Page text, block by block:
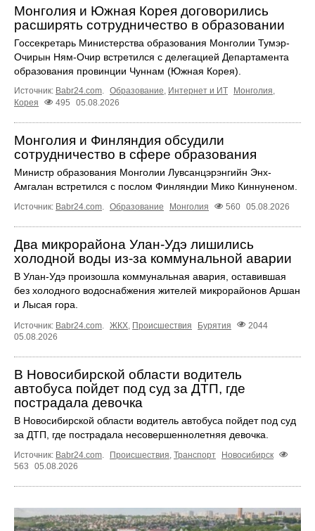
Монголия и Южная Корея договорились
расширять сотрудничество в образовании
Госсекретарь Министерства образования Монголии Тумэр-
Очирын Ням-Очир встретился с делегацией Департамента
образования провинции Чуннам (Южная Корея).
Источник: Babr24.com. Образование, Интернет и ИТ Монголия,
Корея
495 05.08.2026
Монголия и Финляндия обсудили
сотрудничество в сфере образования
Министр образования Монголии Лувсанцэрэнгийн Энх-
Амгалан встретился с послом Финляндии Мико Киннуненом.
Источник: Babr24.com. Образование Монголия 560 05.08.2026
Два микрорайона Улан-Удэ лишились
холодной воды из-за коммунальной аварии
В Улан-Удэ произошла коммунальная авария, оставившая
без холодного водоснабжения жителей микрорайонов Аршан
и Лысая гора.
Источник: Babr24.com ЖКХ Происшествия Бурятия
2044
05.08.2026
В Новосибирской области водитель
автобуса пойдет под суд за ДТП, где
пострадала девочка
В Новосибирской области водитель автобуса пойдет под суд
за ДТП, где пострадала несовершеннолетняя девочка.
Источник: Babr24.com Происшествия Транспорт
Новосибирск
563
05.08.2026